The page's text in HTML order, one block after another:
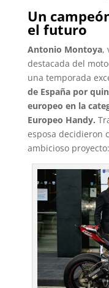
Un
el futuro
Antonio Montoya,
destacada del
una temporada
de España por
europeo en la
Europeo Handy.
esposa decidieron
ambicioso